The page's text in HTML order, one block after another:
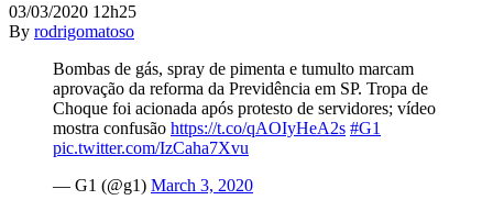
03/03/2020 12h25
By rodrigomatoso
Bombas de gás, spray de pimenta e tumulto marcam
aprovação da reforma da Previdência em SP. Tropa de
Choque foi acionada após protesto de servidores; vídeo
mostra confusão https://t.co/qAOIyHeA2s #G1
pic.twitter.com/IzCaha7Xvu
— G1 (@g1) March 3, 2020